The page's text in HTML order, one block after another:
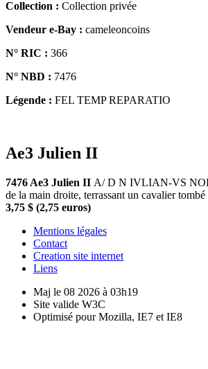
Collection : Collection privée
Vendeur e-Bay : cameleoncoins
N° RIC : 366
N° NBD : 7476
Légende : FEL TEMP REPARATIO
Ae3 Julien II
7476 Ae3 Julien II A/ D N IVLIAN-VS NOB
de la main droite, terrassant un cavalier
3,75 $ (2,75 euros)
Mentions légales
Contact
Creation site internet
Liens
Maj le 08 2026 à 03h19
Site valide W3C
Optimisé pour Mozilla, IE7 et IE8